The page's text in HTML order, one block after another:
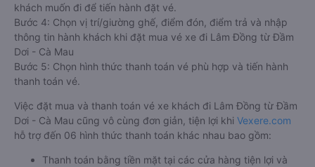
khách muốn đi để tiến hành đặt vé.
Bước 4: Chọn vị trí/giường ghế, điểm đón, điểm trả và nhập
thông tin hành khách khi đặt mua vé xe đi Lâm Đồng từ Đầm
Dơi - Cà Mau
Bước 5: Chọn hình thức thanh toán vé phù hợp và tiến hành
thanh toán vé.
Việc đặt mua và thanh toán vé xe khách đi Lâm Đồng từ Đầm
Dơi - Cà Mau cũng vô cùng đơn giản, tiện lợi khi Vexere.com
hỗ trợ đến 06 hình thức thanh toán khác nhau bao gồm:
Thanh toán bằng tiền mặt tại các cửa hàng tiện lợi và